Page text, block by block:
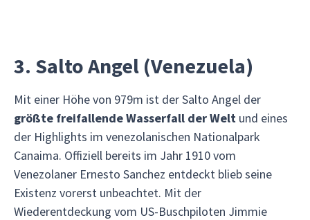
3. Salto Angel (Venezuela)
Mit einer Höhe von 979m ist der Salto Angel der
größte freifallende Wasserfall der Welt und eines
der Highlights im venezolanischen Nationalpark
Canaima. Offiziell bereits im Jahr 1910 vom
Venezolaner Ernesto Sanchez entdeckt blieb seine
Existenz vorerst unbeachtet. Mit der
Wiederentdeckung vom US-Buschpiloten Jimmie